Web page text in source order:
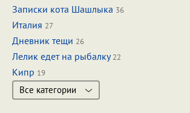
Записки кота Шашлыка 36
Италия 27
Дневник тещи 26
Лелик едет на рыбалку22
Кипр 19
Все категории